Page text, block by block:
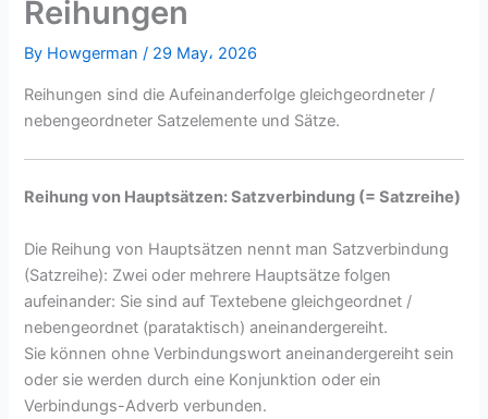
Reihungen
By Howgerman/ 29 May، 2026
Reihungen sind die Aufeinanderfolge gleichgeordneter /
nebengeordneter Satzelemente und Sätze.
Reihung von Hauptsätzen: Satzverbindung (= Satzreihe)
Die Reihung von Hauptsätzen nennt man Satzverbindung
(Satzreihe): Zwei oder mehrere Hauptsätze folgen
aufeinander: Sie sind auf Textebene gleichgeordnet /
nebengeordnet (parataktisch) aneinandergereiht.
Sie können ohne Verbindungswort aneinandergereiht sein
oder sie werden durch eine Konjunktion oder ein
Verbindungs-Adverb verbunden.